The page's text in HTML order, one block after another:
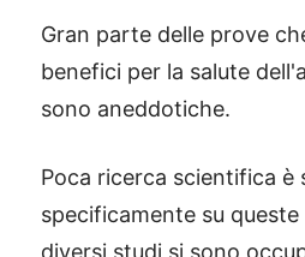
Gran parte delle prove
benefici per la salute
sono aneddotiche.
Poca ricerca scientifica è
specificamente su
diversi studi si sono